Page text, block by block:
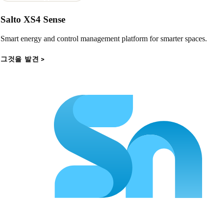
Salto XS4 Sense
Smart energy and control management platform for smarter spaces.
그것을 발견